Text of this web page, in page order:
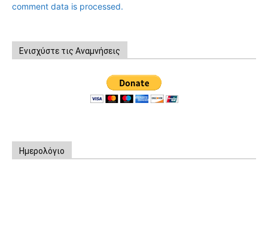
comment data is processed.
Ενισχύστε τις Αναμνήσεις
Ημερολόγιο